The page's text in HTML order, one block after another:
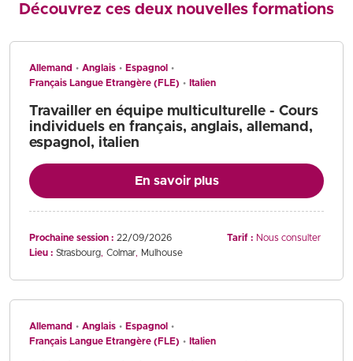
Découvrez ces deux nouvelles formations
Allemand Anglais
Espagnol
Français Langue Etrangère (FLE)
Italien
Travailler en équipe multiculturelle - Cours
individuels en français, anglais, allemand,
espagnol, italien
En savoir plus
Prochaine session : 22/09/2026 Tarif : Nous consulter
Lieu : Strasbourg Colmar Mulhouse
Allemand Anglais
Espagnol
Français Langue Etrangère (FLE)
Italien